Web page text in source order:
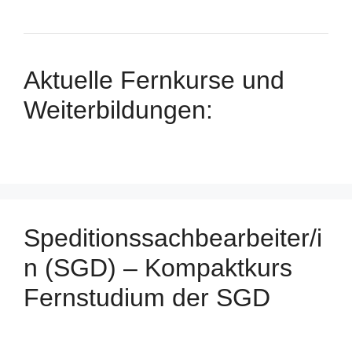
Aktuelle Fernkurse und
Weiterbildungen:
Speditionssachbearbeiter/i
n (SGD) – Kompaktkurs
Fernstudium der SGD